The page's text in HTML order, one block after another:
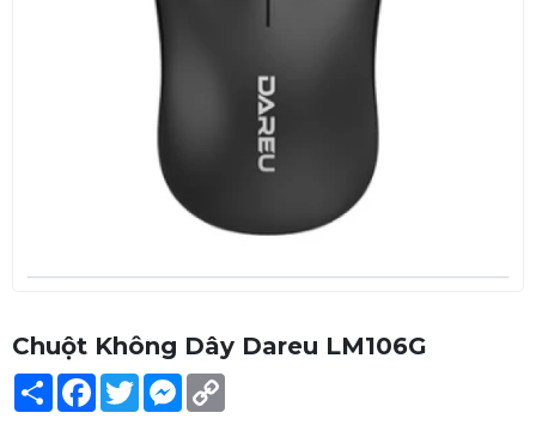
Chuột Không Dây Dareu LM106G
Share Facebook
TwitterMessenger